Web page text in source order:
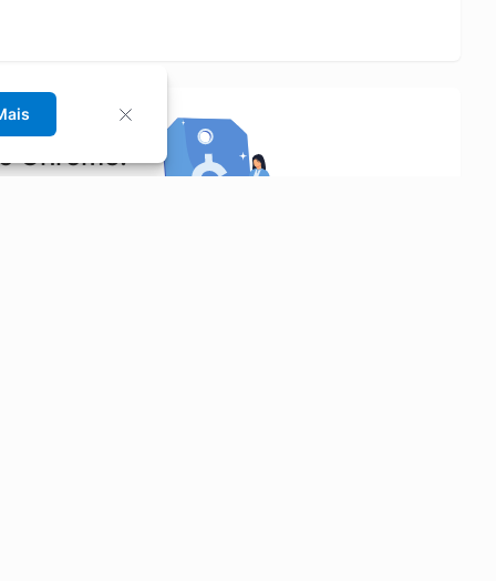
Chrome!